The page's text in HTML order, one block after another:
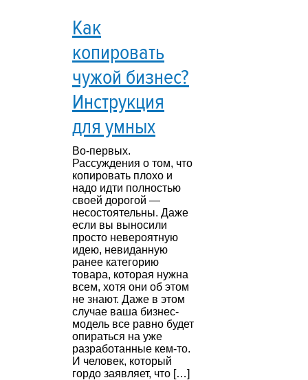
Как
копировать
чужой бизнес?
Инструкция
для умных
Во-первых.
Рассуждения о том, что
копировать плохо и
надо идти полностью
своей дорогой —
несостоятельны. Даже
если вы выносили
просто невероятную
идею, невиданную
ранее категорию
товара, которая нужна
всем, хотя они об этом
не знают. Даже в этом
случае ваша бизнес-
модель все равно будет
опираться на уже
разработанные кем-то.
И человек, который
гордо заявляет, что […]